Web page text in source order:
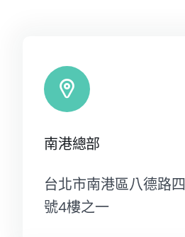
南港總部
台北市南港區八德路
號4樓之一